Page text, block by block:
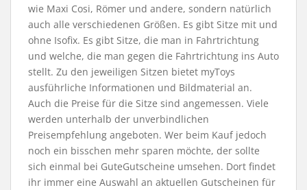
wie Maxi Cosi, Römer und andere, sondern natürlich
auch alle verschiedenen Größen. Es gibt Sitze mit und
ohne Isofix. Es gibt Sitze, die man in Fahrtrichtung
und welche, die man gegen die Fahrtrichtung ins Auto
stellt. Zu den jeweiligen Sitzen bietet myToys
ausführliche Informationen und Bildmaterial an.
Auch die Preise für die Sitze sind angemessen. Viele
werden unterhalb der unverbindlichen
Preisempfehlung angeboten. Wer beim Kauf jedoch
noch ein bisschen mehr sparen möchte, der sollte
sich einmal bei GuteGutscheine umsehen. Dort findet
ihr immer eine Auswahl an aktuellen Gutscheinen für